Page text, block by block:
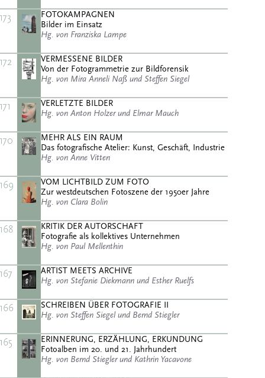
173
FOTOKAMPAGNEN
Bilder im Einsatz
Hg. von Franziska Lampe
172
VERMESSENE BILDER
Von der Fotogrammetrie zur Bildforensik
Hg. von Mira Anneli Naß und Steffen Siegel
171
VERLETZTE BILDER
Hg. von Anton Holzer und Elmar Mauch
170
MEHR ALS EIN RAUM
Das fotografische Atelier: Kunst, Geschäft, Industrie
Hg. von Anne Vitten
169
VOM LICHTBILD ZUM FOTO
Zur westdeutschen Fotoszene der 1950er Jahre
Hg. von Clara Bolin
168
KRITIK DER AUTORSCHAFT
Fotografie als kollektives Unternehmen
Hg. von Paul Mellenthin
167
ARTIST MEETS ARCHIVE
Hg. von Stefanie Diekmann und Esther Ruelfs
166
SCHREIBEN ÜBER FOTOGRAFIE II
Hg. von Steffen Siegel und Bernd Stiegler
165
ERINNERUNG, ERZÄHLUNG, ERKUNDUNG
Fotoalben im 20. und 21. Jahrhundert
Hg. von Bernd Stiegler und Kathrin Yacavone